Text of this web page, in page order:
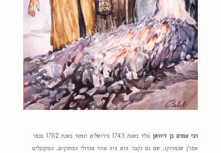
רבי עמרם בן דיוואן
נולד בשנת 1743 בירושלים ונפטר בשנת 1782 בכפר
אסז'ן שבמרוקו, שם גם נקבר. הוא היה אחד מגדולי הפוסקים, המקובלים